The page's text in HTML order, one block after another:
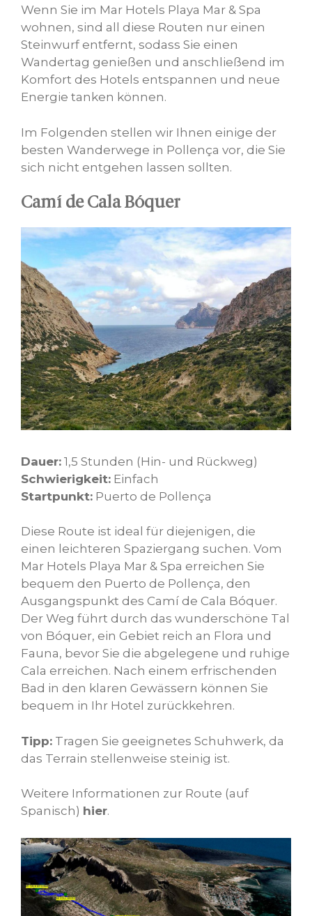
Wenn Sie im Mar Hotels Playa Mar & Spa
wohnen, sind all diese Routen nur einen
Steinwurf entfernt, sodass Sie einen
Wandertag genießen und anschließend im
Komfort des Hotels entspannen und neue
Energie tanken können.
Im Folgenden stellen wir Ihnen einige der
besten Wanderwege in Pollença vor, die Sie
sich nicht entgehen lassen sollten.
Camí de Cala Bóquer
Dauer: 1,5 Stunden (Hin- und Rückweg)
Schwierigkeit: Einfach
Startpunkt: Puerto de Pollença
Diese Route ist ideal für diejenigen, die
einen leichteren Spaziergang suchen. Vom
Mar Hotels Playa Mar & Spa erreichen Sie
bequem den Puerto de Pollença, den
Ausgangspunkt des Camí de Cala Bóquer.
Der Weg führt durch das wunderschöne Tal
von Bóquer, ein Gebiet reich an Flora und
Fauna, bevor Sie die abgelegene und ruhige
Cala erreichen. Nach einem erfrischenden
Bad in den klaren Gewässern können Sie
bequem in Ihr Hotel zurückkehren.
Tipp: Tragen Sie geeignetes Schuhwerk, da
das Terrain stellenweise steinig ist.
Weitere Informationen zur Route (auf
Spanisch) hier.